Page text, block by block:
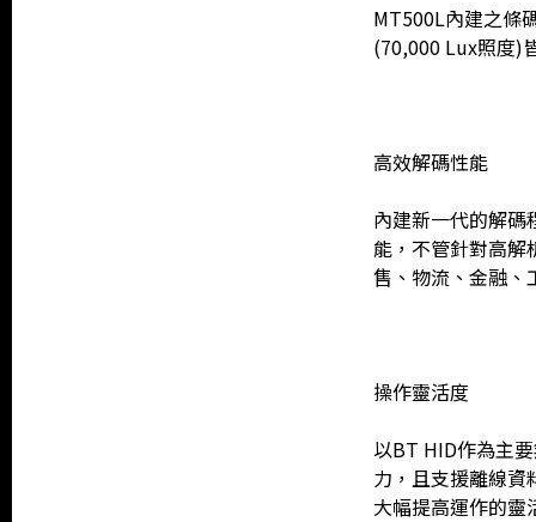
MT500L內建之條
(70,000 Lux照度)
高效解碼性能
內建新一代的解
能，不管針對高解
售、物流、金融、
操作靈活度
以BT HID作為主
力，且支援離線資
大幅提高運作的靈